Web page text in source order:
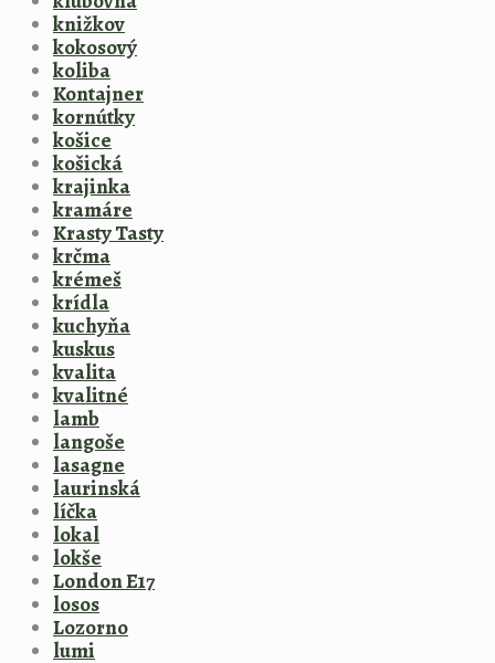
knižkov
kokosový
koliba
Kontajner
kornútky
košice
košická
krajinka
kramáre
Krasty Tasty
krčma
krémeš
krídla
kuchyňa
kuskus
kvalita
kvalitné
lamb
langoše
lasagne
laurinská
líčka
lokal
lokše
London E17
losos
Lozorno
lumi